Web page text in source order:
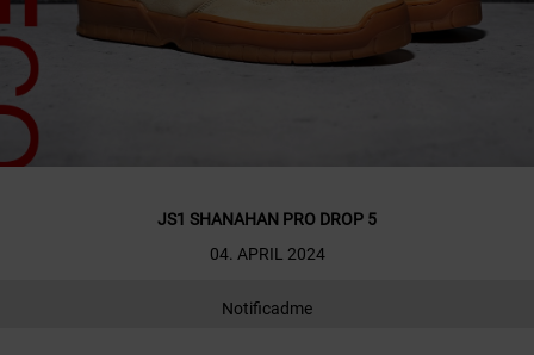
JS1 SHANAHAN PRO DROP 5
04. APRIL 2024
Notificadme